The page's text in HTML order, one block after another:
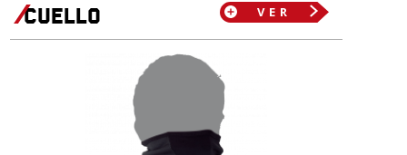
cuello VER